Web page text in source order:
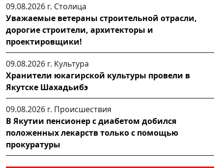
09.08.2026 г. Столица
Уважаемые ветераны строительной отрасли,
дорогие строители, архитекторы и
проектировщики!
09.08.2026 г. Культура
Хранители юкагирской культуры провели в
Якутске Шахадьибэ
09.08.2026 г. Происшествия
В Якутии пенсионер с диабетом добился
положенных лекарств только с помощью
прокуратуры